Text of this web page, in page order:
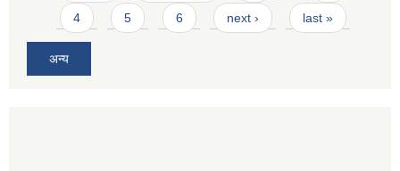
4 5 6 next › last »
अन्य